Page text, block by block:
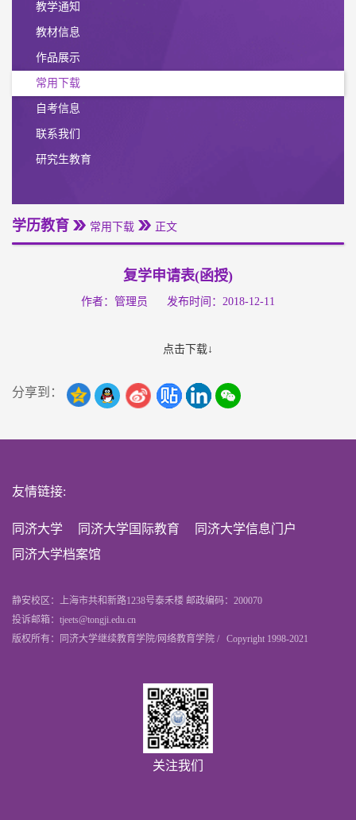
教学通知
教材信息
作品展示
常用下载
自考信息
联系我们
研究生教育
学历教育 常用下载 正文
复学申请表(函授)
作者：管理员 发布时间：2018-12-11
点击下载↓
分享到：
友情链接:
同济大学 同济大学国际教育
同济大学信息门户
同济大学档案馆
静安校区：上海市共和新路1238号泰禾楼 邮政编码：200070
投诉邮箱：tjeets@tongji.edu.cn
版权所有：同济大学继续教育学院/网络教育学院 / Copyright 1998-2021
关注我们